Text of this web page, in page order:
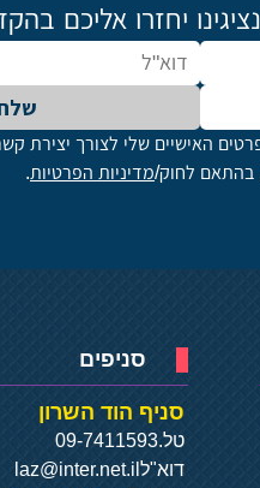
יחזרו אליכם
האישיים שלי לצורך יצירת
בהתאם לחוק/מדיניות הפרטיות.
סניפים
סניף הוד השרון
טל.09-7411593
דוא"ל laz@inter.net.il